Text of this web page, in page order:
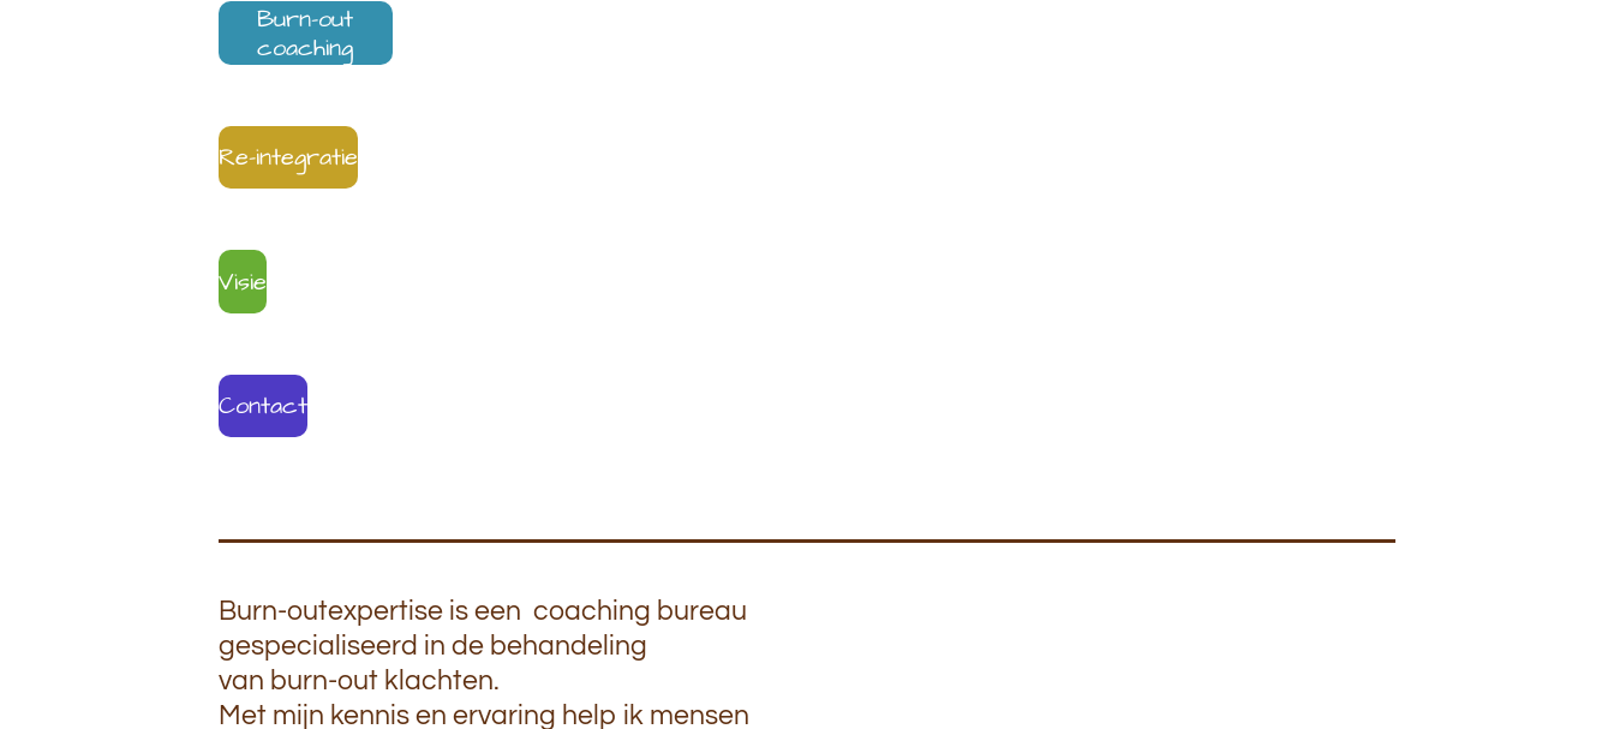
Burn-out
coaching
Re-integratie
Visie
Contact
Burn-outexpertise is een coaching bureau
gespecialiseerd in de behandeling
van burn-out klachten.
Met mijn kennis en ervaring help ik mensen